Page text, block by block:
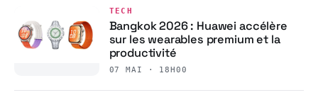
TECH
Bangkok 2026 : Huawei accélère
sur les wearables premium et la
productivité
07 MAI · 18H00